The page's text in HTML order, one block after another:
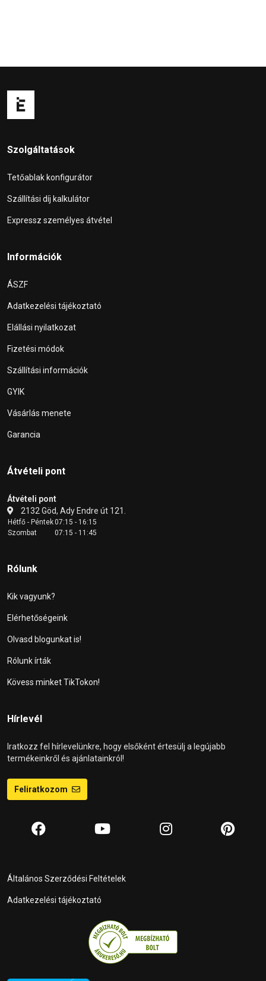
Szolgáltatások
Tetőablak konfigurátor
Szállítási díj kalkulátor
Expressz személyes átvétel
Információk
ÁSZF
Adatkezelési tájékoztató
Elállási nyilatkozat
Fizetési módok
Szállítási információk
GYIK
Vásárlás menete
Garancia
Átvételi pont
Átvételi pont
2132 Göd, Ady Endre út 121.
Hétfő - Péntek07:15 - 16:15
Szombat
07:15 - 11:45
Rólunk
Kik vagyunk?
Elérhetőségeink
Olvasd blogunkat is!
Rólunk írták
Kövess minket TikTokon!
Hírlevél
Iratkozz fel hírlevelünkre, hogy elsőként értesülj a legújabb
termékeinkről és ajánlatainkról!
Feliratkozom
Általános Szerződési Feltételek
Adatkezelési tájékoztató